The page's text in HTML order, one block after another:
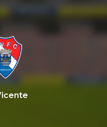
Filtrar
Agenda
Vídeos
Notícias
Playlists